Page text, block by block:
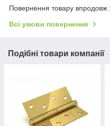
Повернення товару впродовж
Всі умови повернення
Подібні товари компанії